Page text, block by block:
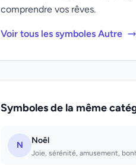
comprendre vos rêves.
Voir tous les symboles Autre
Symboles de la même
N Noêl
Joie, sérénité, amusement,